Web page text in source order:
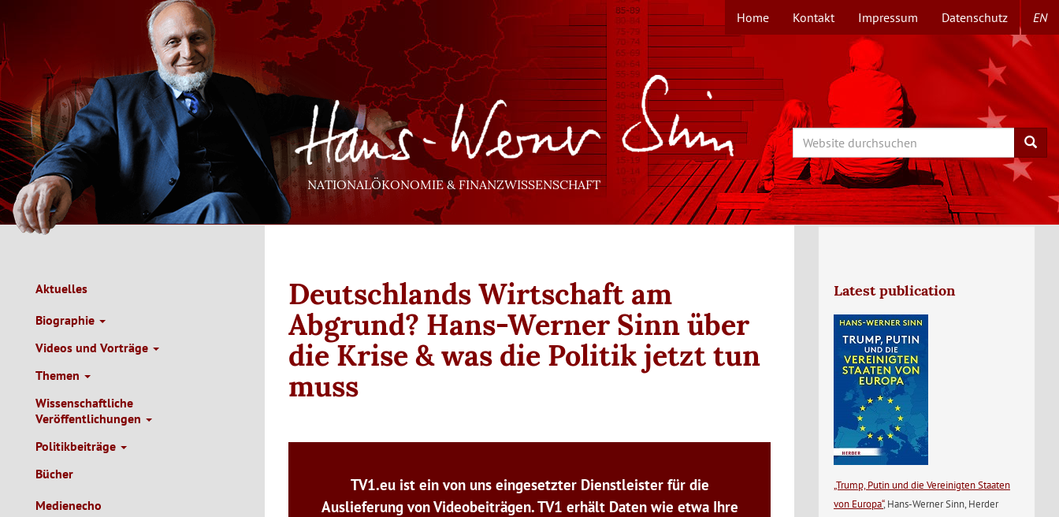
zum
Inhalt
TOPMENÜ
Home Kontakt Impressum Datenschutz EN
NATIONALÖKONOMIE & FINANZWISSENSCHAFT
Search Search
Main
Navigation
de
Aktuelles
Biographie
Videos und Vorträge
Themen
Wissenschaftliche
Veröffentlichungen
Politikbeiträge
Bücher
Medienecho
Deutschlands Wirtschaft am
Abgrund? Hans-Werner Sinn über
die Krise & was die Politik jetzt tun
muss
TV1.eu ist ein von uns eingesetzter Dienstleister für die
Auslieferung von Videobeiträgen. TV1 erhält Daten wie etwa Ihre
Latest publication
„Trump, Putin und die Vereinigten Staaten
von Europa“, Hans-Werner Sinn, Herder